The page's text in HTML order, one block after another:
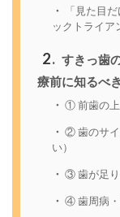
「見た目
ックトライア
2
すきっ歯
療前に知るべ
① 前歯の
② 歯のサイ
い）
③ 歯が足り
④ 歯周病・